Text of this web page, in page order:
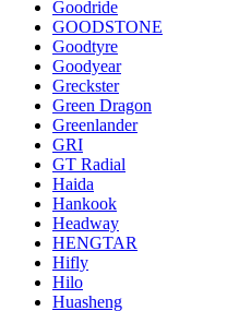
Goodride
GOODSTONE
Goodtyre
Goodyear
Greckster
Green Dragon
Greenlander
GRI
GT Radial
Haida
Hankook
Headway
HENGTAR
Hifly
Hilo
Huasheng